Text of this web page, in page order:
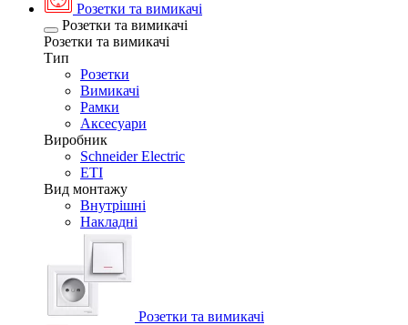
Розетки та вимикачі
Розетки та вимикачі
Розетки та вимикачі
Тип
Розетки
Вимикачі
Рамки
Аксесуари
Виробник
Schneider Electric
ETI
Вид монтажу
Внутрішні
Накладні
Розетки та вимикачі